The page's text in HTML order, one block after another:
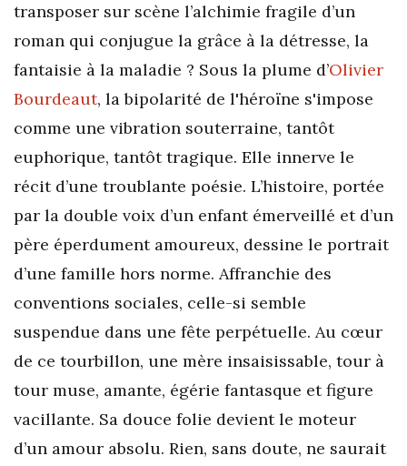
transposer sur scène l’alchimie fragile d’un
roman qui conjugue la grâce à la détresse, la
fantaisie à la maladie ? Sous la plume d’Olivier
Bourdeaut, la bipolarité de l'héroïne s'impose
comme une vibration souterraine, tantôt
euphorique, tantôt tragique. Elle innerve le
récit d’une troublante poésie. L’histoire, portée
par la double voix d’un enfant émerveillé et d’un
père éperdument amoureux, dessine le portrait
d’une famille hors norme. Affranchie des
conventions sociales, celle-si semble
suspendue dans une fête perpétuelle. Au cœur
de ce tourbillon, une mère insaisissable, tour à
tour muse, amante, égérie fantasque et figure
vacillante. Sa douce folie devient le moteur
d’un amour absolu. Rien, sans doute, ne saurait